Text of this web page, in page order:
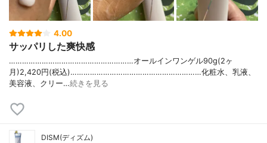
4.00
サッパリした爽快感
…………………………………………………オールインワンゲル90g(2ヶ
月)2,420円(税込)……………………………………………………化粧水、乳液、
美容液、クリー…続きを見る
DISM(ディズム)